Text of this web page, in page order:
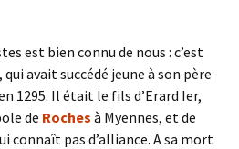
est bien connu de nous : c’est
, qui avait succédé jeune à son père
1295. Il était le fils d’Erard Ier,
de Roches à Myennes, et de
connaît pas d’alliance. A sa mort